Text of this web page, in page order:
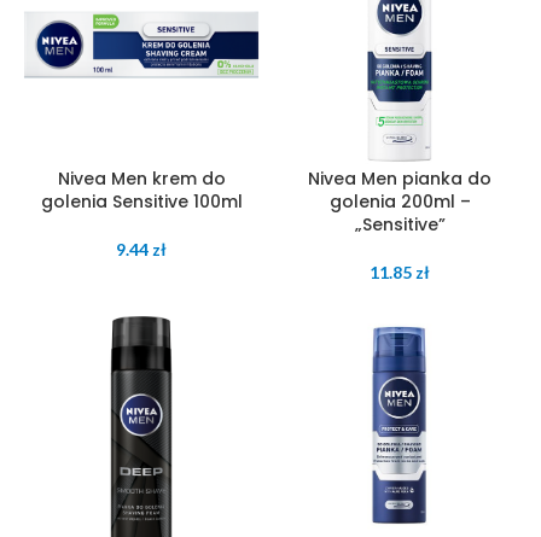
Nivea Men krem do
golenia Sensitive 100ml
9.44 zł
Nivea Men pianka do
golenia 200ml –
„Sensitive”
11.85 zł